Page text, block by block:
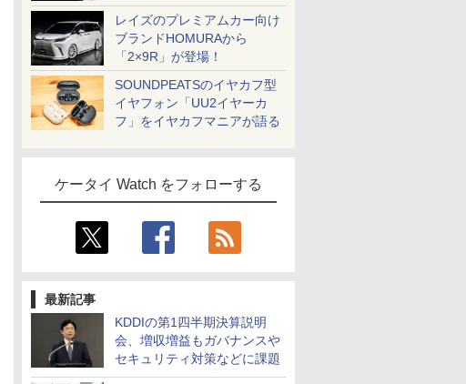
レイズのプレミアムカー向け
ブランドHOMURAから
「2×9R」が登場！
SOUNDPEATSのイヤカフ型
イヤフォン「UU2イヤーカ
フ」をイヤカフマニアが語る
ケータイ Watch をフォローする
最新記事
KDDIの第1四半期決算説明
会、増収増益もガバナンスや
セキュリティ対策などに課題